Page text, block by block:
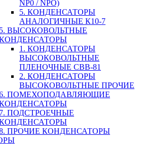
NP0 / NPO)
5. КОНДЕНСАТОРЫ
АНАЛОГИЧНЫЕ К10-7
5. ВЫСОКОВОЛЬТНЫЕ
1. КОНДЕНСАТОРЫ
ВЫСОКОВОЛЬТНЫЕ
ПЛЕНОЧНЫЕ CBB-81
2. КОНДЕНСАТОРЫ
ВЫСОКОВОЛЬТНЫЕ ПРОЧИЕ
ПОМЕХОПОДАВЛЯЮЩИЕ
7. ПОДСТРОЕЧНЫЕ
ПРОЧИЕ КОНДЕНСАТОРЫ